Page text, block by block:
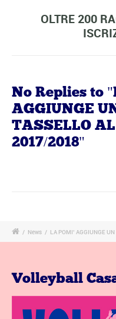
OLTRE 200
No Replies to
AGGIUNGE
TASSELLO
2017/2018"
/ News / LA POMI’ AGGIUNGE
Volleyball